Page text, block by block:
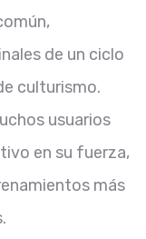
de un ciclo
culturismo.
usuarios
en su fuerza,
más